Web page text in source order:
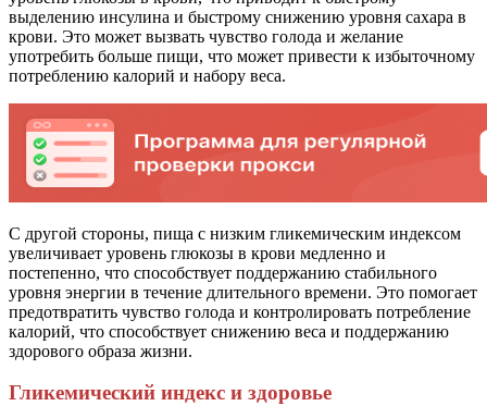
выделению инсулина и быстрому снижению уровня сахара в
крови. Это может вызвать чувство голода и желание
употребить больше пищи, что может привести к избыточному
потреблению калорий и набору веса.
С другой стороны, пища с низким гликемическим индексом
увеличивает уровень глюкозы в крови медленно и
постепенно, что способствует поддержанию стабильного
уровня энергии в течение длительного времени. Это помогает
предотвратить чувство голода и контролировать потребление
калорий, что способствует снижению веса и поддержанию
здорового образа жизни.
Гликемический индекс и здоровье